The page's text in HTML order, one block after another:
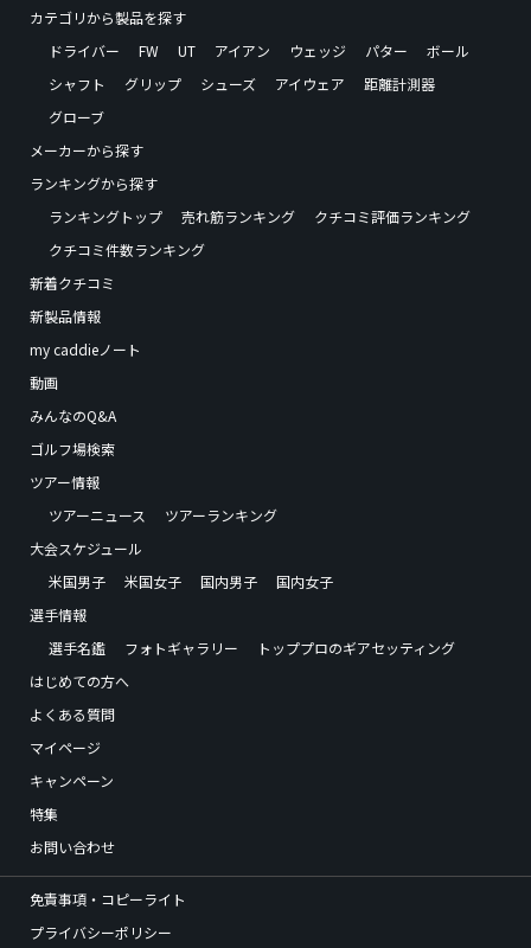
カテゴリから製品を探す
ドライバー
FW UT アイアン ウェッジ パター
ボール
シャフト
グリップ シューズ アイウェア
距離計測器
グローブ
メーカーから探す
ランキングから探す
ランキングトップ
売れ筋ランキング
クチコミ評価ランキング
クチコミ件数ランキング
新着クチコミ
新製品情報
my caddieノート
動画
みんなのQ&A
ゴルフ場検索
ツアー情報
ツアーニュース
ツアーランキング
大会スケジュール
米国男子
米国女子 国内男子
国内女子
選手情報
選手名鑑
フォトギャラリー
トッププロのギアセッティング
はじめての方へ
よくある質問
マイページ
キャンペーン
特集
お問い合わせ
免責事項・コピーライト
プライバシーポリシー